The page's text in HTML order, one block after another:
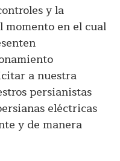
y la
momento en el cual
a nuestra
persianistas
eléctricas
y de manera